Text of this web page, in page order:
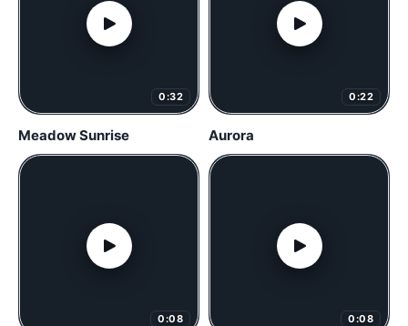
0:32
Meadow Sunrise
0:22
Aurora
0:08 0:08